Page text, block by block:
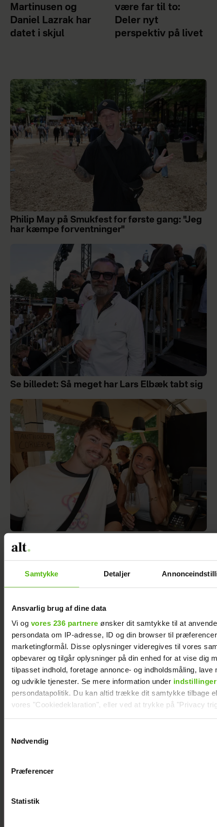
Samtykke Detaljer
Ansvarlig brug af dine data
Vi og vores 236 partnere ønsker dit samtykke til at
persondata om IP-adresse, ID og din browser til
marketingformål. Disse oplysninger videregives til vores
opbevarer og tilgår oplysninger på din enhed for at vise dig
tilpasset indhold, foretage annonce- og indholdsmåling, lave
og udvikle tjenester. Se mere information under indstillinger
persondatapolitik. Du kan altid trække dit samtykke tilbage
vores "Cookiedeklaration", eller ved at trykke på "Privacy
Vi anvender egne cookies og cookies fra tredjeparter til at
generere statistik og huske dine præferencer samt til brug
Nødvendig
Præferencer
Statistik
Martinusen og
Daniel Lazrak har
datet i skjul
være far til to:
Deler nyt
perspektiv på livet
Philip May på Smukfest for første gang: "Jeg
har kæmpe forventninger"
Se billedet: Så meget har Lars Elbæk tabt sig
Mie og Anders nyder hinanden på Smukfest:
Forløseligt og skønt
Se videoen: Jesper Buch som DJ på